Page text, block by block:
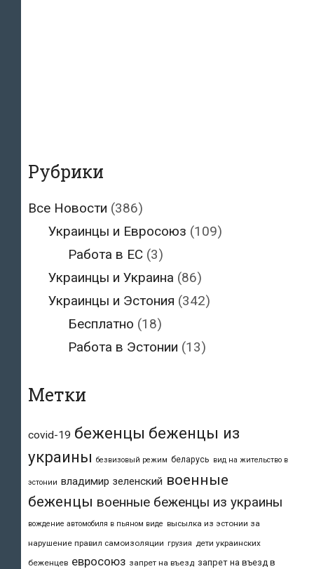
Рубрики
Все Новости (386)
Украинцы и Евросоюз (109)
Работа в ЕС (3)
Украинцы и Украина (86)
Украинцы и Эстония (342)
Бесплатно (18)
Работа в Эстонии (13)
Метки
covid-19 беженцы беженцы из
украины безвизовый режим беларусь вид на жительство в
эстонии владимир зеленский военные
беженцы военные беженцы из украины
вождение автомобиля в пьяном виде высылка из эстонии за
нарушение правил самоизоляции грузия дети украинских
беженцев евросоюз запрет на въезд запрет на въезд в